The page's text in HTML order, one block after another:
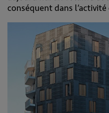
conséquent dans l’activité